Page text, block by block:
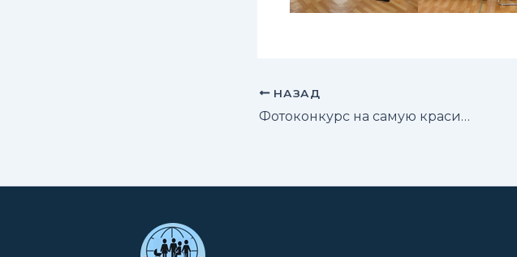
НАЗАД
Фотоконкурс на самую красивую елку